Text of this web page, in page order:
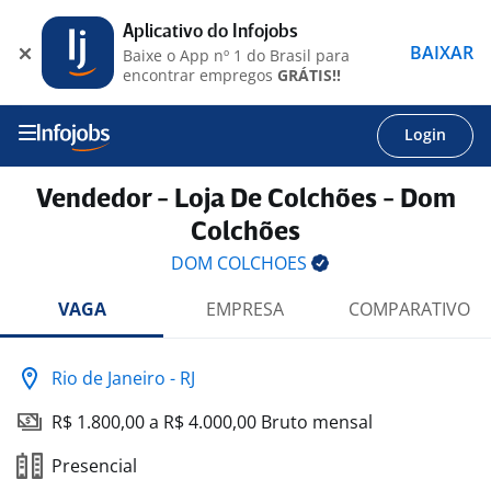
Login
Vendedor - Loja De Colchões - Dom
Colchões
DOM COLCHOES
VAGA
EMPRESA COMPARATIVO
Rio de Janeiro - RJ
R$ 1.800,00 a R$ 4.000,00 Bruto mensal
Presencial
Aplicativo do Infojobs
Baixe o App nº 1 do Brasil para
encontrar empregos GRÁTIS!!
BAIXAR